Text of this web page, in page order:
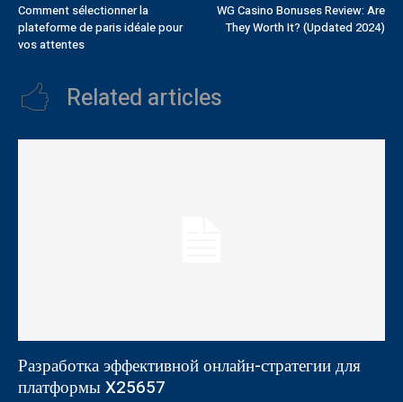
Comment sélectionner la
plateforme de paris idéale pour
vos attentes
WG Casino Bonuses Review: Are
They Worth It? (Updated 2024)
Related articles
Разработка эффективной онлайн-стратегии для
платформы X25657